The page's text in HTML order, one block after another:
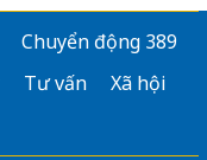
Chuyển động 389
Tư vấn
Xã hội